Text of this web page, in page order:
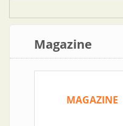
Magazine
MAGAZINE